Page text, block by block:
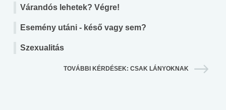
Várandós lehetek? Végre!
Esemény utáni - késő vagy sem?
Szexualitás
TOVÁBBI KÉRDÉSEK: CSAK LÁNYOKNAK